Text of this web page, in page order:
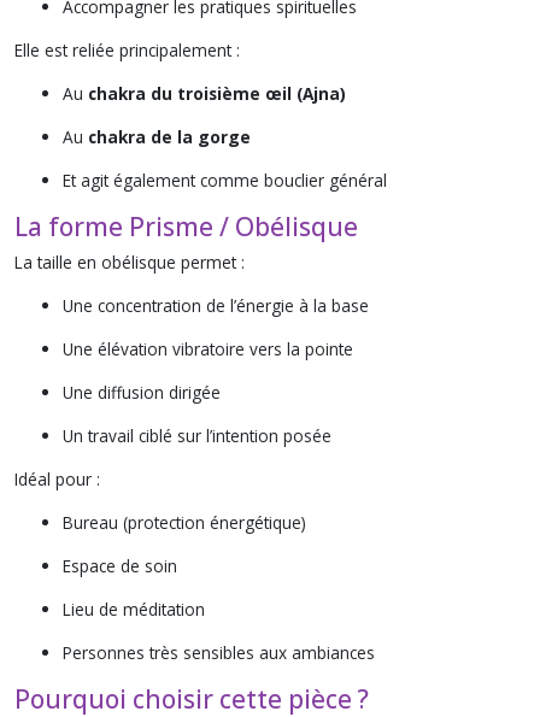
Accompagner les pratiques spirituelles
Elle est reliée principalement :
Au chakra du troisième œil (Ajna)
Au chakra de la gorge
Et agit également comme bouclier général
La forme Prisme / Obélisque
La taille en obélisque permet :
Une concentration de l’énergie à la base
Une élévation vibratoire vers la pointe
Une diffusion dirigée
Un travail ciblé sur l’intention posée
Idéal pour :
Bureau (protection énergétique)
Espace de soin
Lieu de méditation
Personnes très sensibles aux ambiances
Pourquoi choisir cette pièce ?